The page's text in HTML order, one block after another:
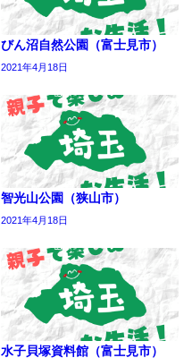
びん沼自然公園（富士見市）
2021年4月18日
智光山公園（狭山市）
2021年4月18日
水子貝塚資料館（富士見市）